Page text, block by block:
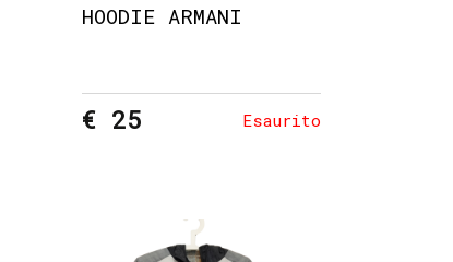
HOODIE ARMANI
€ 25 Esaurito